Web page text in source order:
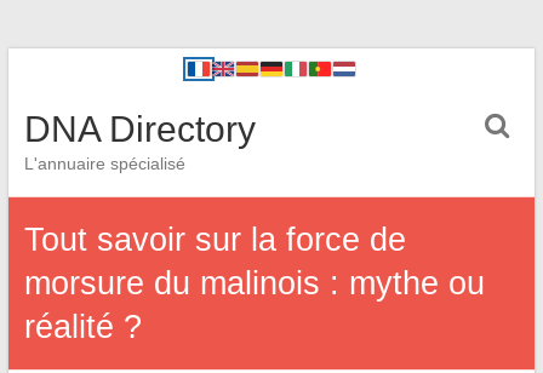
DNA Directory
L'annuaire spécialisé
Tout savoir sur la force de
morsure du malinois : mythe ou
réalité ?